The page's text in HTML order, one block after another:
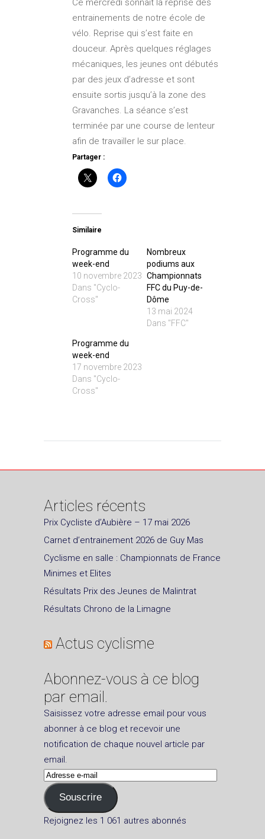
Ce mercredi sonnait la reprise des
entrainements de notre école de
vélo. Reprise qui s’est faite en
douceur. Après quelques réglages
mécaniques, les jeunes ont débutés
par des jeux d’adresse et sont
ensuite sortis jusqu’à la zone des
Gravanches. La séance s’est
terminée par une course de lenteur
afin de travailler le sur place.
Partager :
Similaire
Programme du
week-end
10 novembre 2023
Dans "Cyclo-
Cross"
Nombreux
podiums aux
Championnats
FFC du Puy-de-
Dôme
13 mai 2024
Dans "FFC"
Programme du
week-end
17 novembre 2023
Dans "Cyclo-
Cross"
Articles récents
Prix Cycliste d’Aubière – 17 mai 2026
Carnet d’entrainement 2026 de Guy Mas
Cyclisme en salle : Championnats de France
Minimes et Elites
Résultats Prix des Jeunes de Malintrat
Résultats Chrono de la Limagne
Actus cyclisme
Abonnez-vous à ce blog
par email.
Saisissez votre adresse email pour vous
abonner à ce blog et recevoir une
notification de chaque nouvel article par
email.
Adresse
e-
mail
Souscrire
Rejoignez les 1 061 autres abonnés